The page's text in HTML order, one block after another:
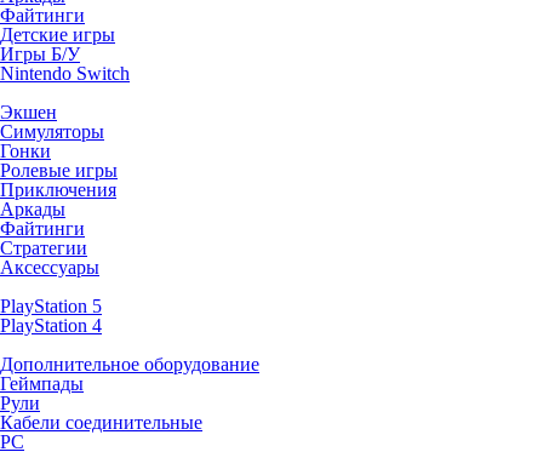
Файтинги
Детские игры
Игры Б/У
Nintendo Switch
Экшен
Симуляторы
Гонки
Ролевые игры
Приключения
Аркады
Файтинги
Стратегии
Аксессуары
PlayStation 5
PlayStation 4
Дополнительное оборудование
Геймпады
Рули
Кабели соединительные
PC